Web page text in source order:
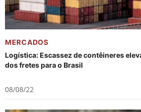
MERCADOS
Logística: Escassez de contêineres
dos fretes para o Brasil
08/08/22